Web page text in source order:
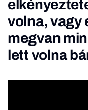
volna, vagy
megvan
lett volna